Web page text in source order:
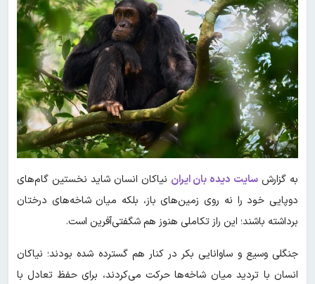
به گزارش سایت دیده بان ایران نیاکان انسان شاید نخستین گام‌های
دوپایی خود را نه روی زمین‌های باز، بلکه میان شاخه‌های درختان
برداشته باشند؛ این راز تکاملی هنوز هم شگفتی‌آفرین است.
جنگلی وسیع و ساوانایی بکر در کنار هم گسترده شده بودند؛ نیاکان
انسان با تردید میان شاخه‌ها حرکت می‌کردند، برای حفظ تعادل با